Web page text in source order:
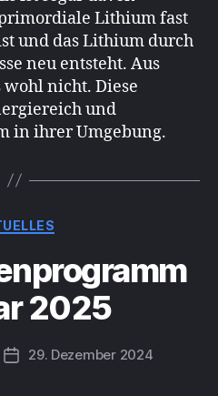
primordiale Lithium fast
und das Lithium durch
neu entsteht. Aus
wohl nicht. Diese
und
in ihrer Umgebung.
Kategorien
2025
Beitragsdatum
29. Dezember 2024